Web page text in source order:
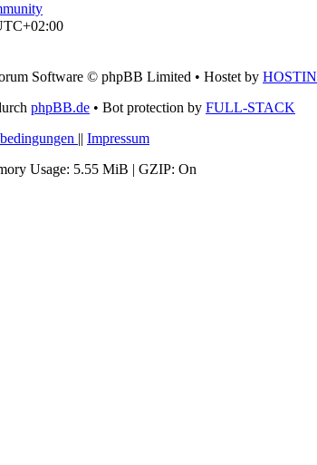
Software © phpBB Limited • Hostet by
phpBB.de • Bot protection by FULL-STACK
|| Impressum
Usage: 5.55 MiB | GZIP: On